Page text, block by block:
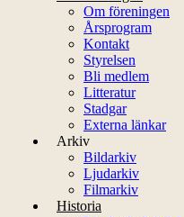
Om föreningen
Årsprogram
Kontakt
Styrelsen
Bli medlem
Litteratur
Stadgar
Externa länkar
Arkiv
Bildarkiv
Ljudarkiv
Filmarkiv
Historia